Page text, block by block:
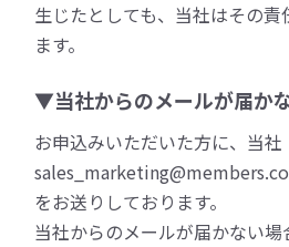
生じたとしても、当社はその
ます。
▼当社からのメールが届か
お申込みいただいた方に、当社
をお送りしております。
当社からのメールが届かない